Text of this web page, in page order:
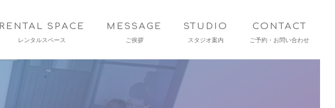
RENTAL SPACE MESSAGE STUDIO CONTACT